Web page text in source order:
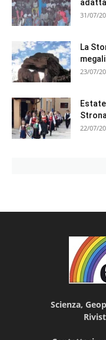
31/07/
La
23/07/
22/07/
Scienza,